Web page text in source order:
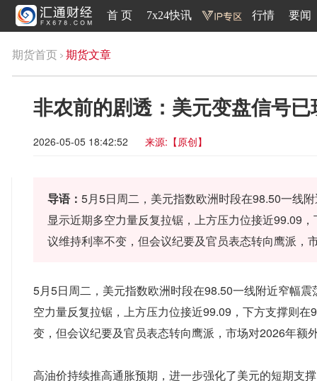
首 页 7x24快讯 行情 要闻
期货首页 期货文章
非农前的剧透：美元变盘信号已
2026-05-05 18:42:52 来源:【原创】
导语： 5月5日周二，美元指数欧洲时段在98.50一线
显示近期多空力量反复拉锯，上方压力位接近99.09
议维持利率不变，但会议纪要及官员表态转向鹰派
5月5日周二，美元指数欧洲时段在98.50一线附近窄幅
空力量反复拉锯，上方压力位接近99.09，下方支撑则
变，但会议纪要及官员表态转向鹰派，市场对2026年额
高油价持续推高通胀预期，进一步强化了美元的短期支